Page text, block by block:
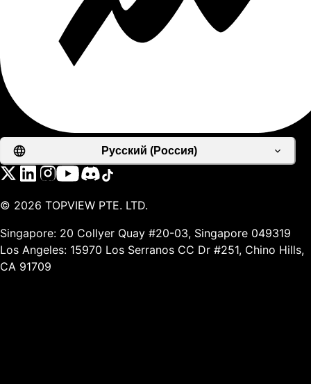
Русский (Россия)
© 2026 TOPVIEW PTE. LTD.
Singapore: 20 Collyer Quay #20-03, Singapore 049319
Los Angeles: 15970 Los Serranos CC Dr #251, Chino Hills,
CA 91709